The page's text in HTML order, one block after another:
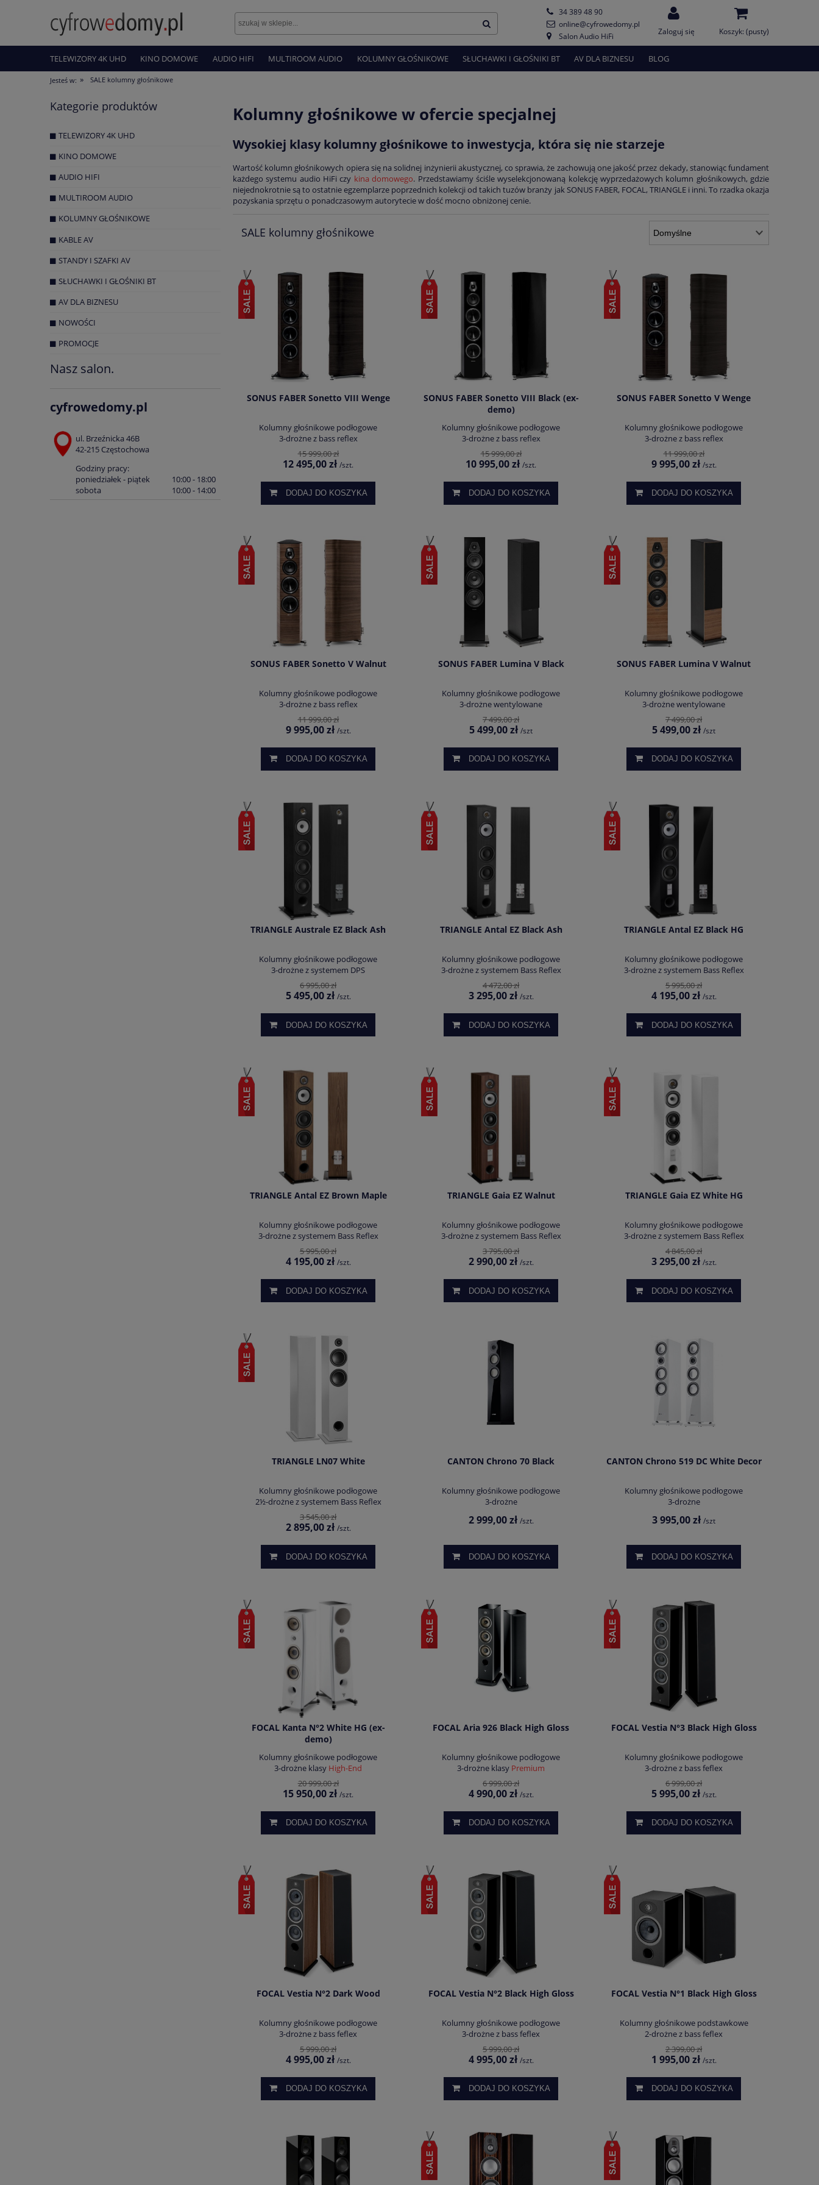
Koszyk: (pusty)
Zaloguj się
34 389 48 90
online@cyfrowedomy.pl
Salon Audio HiFi
TELEWIZORY 4K UHD KINO DOMOWE AUDIO HIFI MULTIROOM AUDIO KOLUMNY GŁOŚNIKOWE SŁUCHAWKI I GŁOŚNIKI BT AV DLA BIZNESU BLOG
Jesteś w: » SALE kolumny głośnikowe
Kategorie produktów
TELEWIZORY 4K UHD
KINO DOMOWE
AUDIO HIFI
MULTIROOM AUDIO
KOLUMNY GŁOŚNIKOWE
KABLE AV
STANDY I SZAFKI AV
SŁUCHAWKI I GŁOŚNIKI BT
AV DLA BIZNESU
NOWOŚCI
PROMOCJE
Nasz salon.
cyfrowedomy.pl
ul. Brzeźnicka 46B
42-215 Częstochowa
Godziny pracy:
poniedziałek - piątek
sobota
10:00 - 18:00
10:00 - 14:00
Kolumny głośnikowe w ofercie specjalnej
Wysokiej klasy kolumny głośnikowe to inwestycja, która się nie starzeje
Wartość kolumn głośnikowych opiera się na solidnej inżynierii akustycznej, co sprawia, że zachowują one jakość przez dekady, stanowiąc fundament
każdego systemu audio HiFi czy kina domowego. Przedstawiamy ściśle wyselekcjonowaną kolekcję wyprzedażowych kolumn głośnikowych, gdzie
niejednokrotnie są to ostatnie egzemplarze poprzednich kolekcji od takich tuzów branży jak SONUS FABER, FOCAL, TRIANGLE i inni. To rzadka okazja
pozyskania sprzętu o ponadczasowym autorytecie w dość mocno obniżonej cenie.
SALE kolumny głośnikowe
SONUS FABER Sonetto VIII Wenge
Kolumny głośnikowe podłogowe
3-drożne z bass reflex
15 999,00 zł
12 495,00 zł /szt.
DODAJ DO KOSZYKA
SONUS FABER Sonetto VIII Black (ex-
demo)
Kolumny głośnikowe podłogowe
3-drożne z bass reflex
15 999,00 zł
10 995,00 zł /szt.
DODAJ DO KOSZYKA
SONUS FABER Sonetto V Wenge
Kolumny głośnikowe podłogowe
3-drożne z bass reflex
11 999,00 zł
9 995,00 zł /szt.
DODAJ DO KOSZYKA
SONUS FABER Sonetto V Walnut
Kolumny głośnikowe podłogowe
3-drożne z bass reflex
11 999,00 zł
9 995,00 zł /szt.
DODAJ DO KOSZYKA
SONUS FABER Lumina V Black
Kolumny głośnikowe podłogowe
3-drożne wentylowane
7 499,00 zł
5 499,00 zł /szt
DODAJ DO KOSZYKA
SONUS FABER Lumina V Walnut
Kolumny głośnikowe podłogowe
3-drożne wentylowane
7 499,00 zł
5 499,00 zł /szt
DODAJ DO KOSZYKA
TRIANGLE Australe EZ Black Ash
Kolumny głośnikowe podłogowe
3-drożne z systemem DPS
6 995,00 zł
5 495,00 zł /szt.
DODAJ DO KOSZYKA
TRIANGLE Antal EZ Black Ash
Kolumny głośnikowe podłogowe
3-drożne z systemem Bass Reflex
4 472,00 zł
3 295,00 zł /szt.
DODAJ DO KOSZYKA
TRIANGLE Antal EZ Black HG
Kolumny głośnikowe podłogowe
3-drożne z systemem Bass Reflex
5 995,00 zł
4 195,00 zł /szt.
DODAJ DO KOSZYKA
TRIANGLE Antal EZ Brown Maple
Kolumny głośnikowe podłogowe
3-drożne z systemem Bass Reflex
5 995,00 zł
4 195,00 zł /szt.
DODAJ DO KOSZYKA
TRIANGLE Gaia EZ Walnut
Kolumny głośnikowe podłogowe
3-drożne z systemem Bass Reflex
3 795,00 zł
2 990,00 zł /szt.
DODAJ DO KOSZYKA
TRIANGLE Gaia EZ White HG
Kolumny głośnikowe podłogowe
3-drożne z systemem Bass Reflex
4 845,00 zł
3 295,00 zł /szt.
DODAJ DO KOSZYKA
TRIANGLE LN07 White
Kolumny głośnikowe podłogowe
2½-drożne z systemem Bass Reflex
3 545,00 zł
2 895,00 zł /szt.
DODAJ DO KOSZYKA
CANTON Chrono 70 Black
Kolumny głośnikowe podłogowe
3-drożne
2 999,00 zł /szt.
DODAJ DO KOSZYKA
CANTON Chrono 519 DC White Decor
Kolumny głośnikowe podłogowe
3-drożne
3 995,00 zł /szt
DODAJ DO KOSZYKA
FOCAL Kanta N°2 White HG (ex-
demo)
Kolumny głośnikowe podłogowe
3-drożne klasy High-End
20 999,00 zł
15 950,00 zł /szt.
DODAJ DO KOSZYKA
FOCAL Aria 926 Black High Gloss
Kolumny głośnikowe podłogowe
3-drożne klasy Premium
6 999,00 zł
4 990,00 zł /szt.
DODAJ DO KOSZYKA
FOCAL Vestia N°3 Black High Gloss
Kolumny głośnikowe podłogowe
3-drożne z bass feflex
6 999,00 zł
5 995,00 zł /szt.
DODAJ DO KOSZYKA
FOCAL Vestia N°2 Dark Wood
Kolumny głośnikowe podłogowe
3-drożne z bass feflex
5 999,00 zł
4 995,00 zł /szt.
DODAJ DO KOSZYKA
FOCAL Vestia N°2 Black High Gloss
Kolumny głośnikowe podłogowe
3-drożne z bass feflex
5 999,00 zł
4 995,00 zł /szt.
DODAJ DO KOSZYKA
FOCAL Vestia N°1 Black High Gloss
Kolumny głośnikowe podstawkowe
2-drożne z bass feflex
2 399,00 zł
1 995,00 zł /szt.
DODAJ DO KOSZYKA